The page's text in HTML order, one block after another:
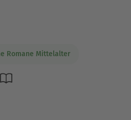
Romane Mittelalter